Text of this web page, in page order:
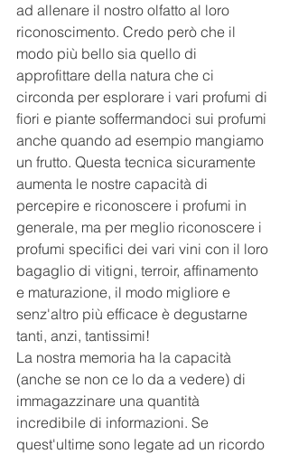
ad allenare il nostro olfatto al loro
riconoscimento. Credo però che il
modo più bello sia quello di
approfittare della natura che ci
circonda per esplorare i vari profumi di
fiori e piante soffermandoci sui profumi
anche quando ad esempio mangiamo
un frutto. Questa tecnica sicuramente
aumenta le nostre capacità di
percepire e riconoscere i profumi in
generale, ma per meglio riconoscere i
profumi specifici dei vari vini con il loro
bagaglio di vitigni, terroir, affinamento
e maturazione, il modo migliore e
senz'altro più efficace è degustarne
tanti, anzi, tantissimi!
La nostra memoria ha la capacità
(anche se non ce lo da a vedere) di
immagazzinare una quantità
incredibile di informazioni. Se
quest'ultime sono legate ad un ricordo